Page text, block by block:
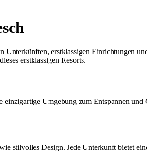
erstklassigen Einrichtungen
erstklassigen Resorts.
Umgebung zum Entspannen
stilvolles Design. Jede Unterkunft bietet